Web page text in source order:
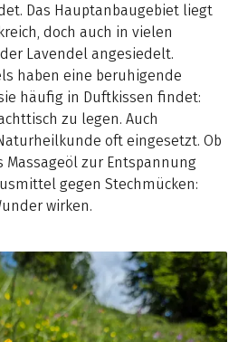
Das Hauptanbaugebiet liegt
doch auch in vielen
Lavendel angesiedelt.
haben eine beruhigende
häufig in Duftkissen findet:
zu legen. Auch
oft eingesetzt. Ob
Massageöl zur Entspannung
gegen Stechmücken:
wirken.